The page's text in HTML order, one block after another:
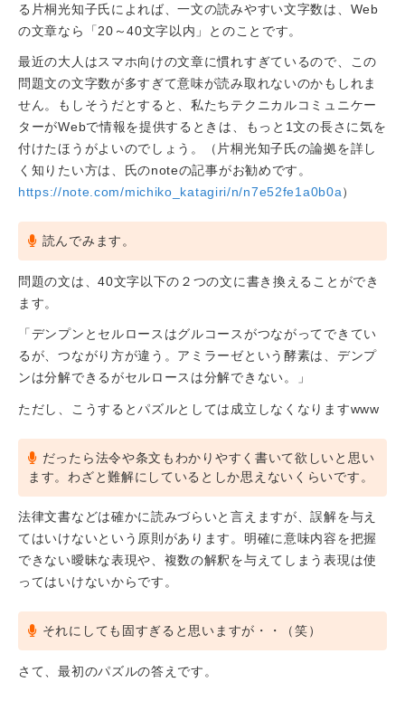
る片桐光知子氏によれば、一文の読みやすい文字数は、Web
の文章なら「20～40文字以内」とのことです。
最近の大人はスマホ向けの文章に慣れすぎているので、この
問題文の文字数が多すぎて意味が読み取れないのかもしれま
せん。もしそうだとすると、私たちテクニカルコミュニケー
ターがWebで情報を提供するときは、もっと1文の長さに気を
付けたほうがよいのでしょう。（片桐光知子氏の論拠を詳し
く知りたい方は、氏のnoteの記事がお勧めです。
https://note.com/michiko_katagiri/n/n7e52fe1a0b0a）
読んでみます。
問題の文は、40文字以下の２つの文に書き換えることができ
ます。
「デンプンとセルロースはグルコースがつながってできてい
るが、つながり方が違う。アミラーゼという酵素は、デンプ
ンは分解できるがセルロースは分解できない。」
ただし、こうするとパズルとしては成立しなくなりますwww
だったら法令や条文もわかりやすく書いて欲しいと思い
ます。わざと難解にしているとしか思えないくらいです。
法律文書などは確かに読みづらいと言えますが、誤解を与え
てはいけないという原則があります。明確に意味内容を把握
できない曖昧な表現や、複数の解釈を与えてしまう表現は使
ってはいけないからです。
それにしても固すぎると思いますが・・（笑）
さて、最初のパズルの答えです。